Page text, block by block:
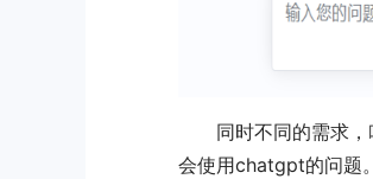
同时不同的需求
会使用chatgpt的问题。